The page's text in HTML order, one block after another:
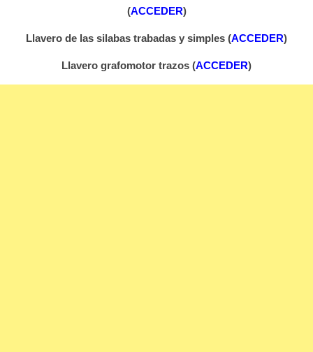
(ACCEDER)
Llavero de las silabas trabadas y simples (ACCEDER)
Llavero grafomotor trazos (ACCEDER)